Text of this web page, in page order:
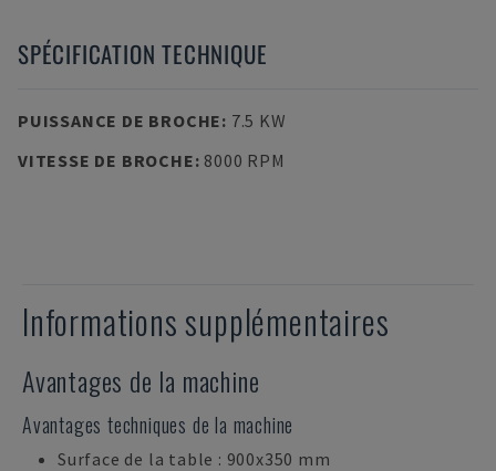
SPÉCIFICATION TECHNIQUE
PUISSANCE DE BROCHE: 7.5 KW
VITESSE DE BROCHE: 8000 RPM
Informations supplémentaires
Avantages de la machine
Avantages techniques de la machine
Surface de la table : 900x350 mm